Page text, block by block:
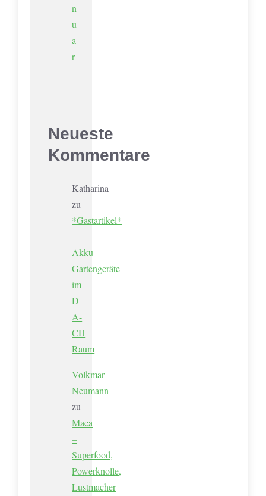
n
u
a
r
Neueste
Kommentare
Katharina
zu
*Gastartikel*
–
Akku-
Gartengeräte
im
D-
A-
CH
Raum
Volkmar
Neumann
zu
Maca
–
Superfood,
Powerknolle,
Lustmacher